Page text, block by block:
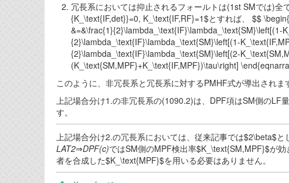
冗長系においては抑止されるフォールトは(1st SMでは)
{K_\text{IF,det}}=0, K_\text{IF,RF}=1$とすれば、 $$
&=&\frac{1}{2}\lambda_\text{IF}\lambda_\text{SM}\left[(1-
{2}\lambda_\text{IF}\lambda_\text{SM}\left[(1-
{2}\lambda_\text{IF}\lambda_\text{SM}\left[(2-
(K_\text{SM,MPF}+K_\text{IF,MPF})\tau\right]
このように、非冗長系と冗長系に対するPMHF式が導出されま
上記場合分け1.の非冗長系の(1090.2)は、DPF項はSM側のLF
す。
上記場合分け2.の冗長系においては、従来記事では$2\beta$
LAT2⇒DPF(c)ではSM側のMPF検出率$K_\text{SM,MPF}$が効
者を合成した$K_\text{MPF}$を用いる必要はありません。